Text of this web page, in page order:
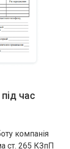
час
компанія
ст. 265 КЗпП